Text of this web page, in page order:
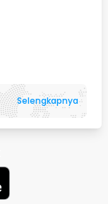
Selengkapnya